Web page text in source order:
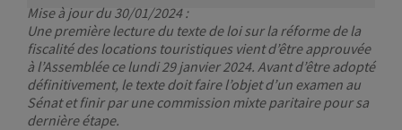
Mise à jour du 30/01/2024 :
Une première lecture du texte de loi sur la réforme de la
fiscalité des locations touristiques vient d’être approuvée
à l’Assemblée ce lundi 29 janvier 2024. Avant d’être adopté
définitivement, le texte doit faire l’objet d’un examen au
Sénat et finir par une commission mixte paritaire pour sa
dernière étape.